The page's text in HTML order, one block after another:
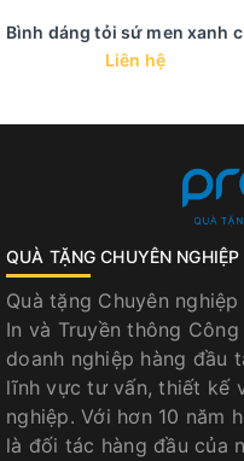
Liên hệ
QUÀ TẶNG CHUYÊN NGHIỆP
Quà tặng Chuyên
In và Truyền thông
doanh nghiệp hàng đầu
lĩnh vực tư vấn, thiết kế
nghiệp. Với hơn 10 năm
là đối tác hàng đầu của